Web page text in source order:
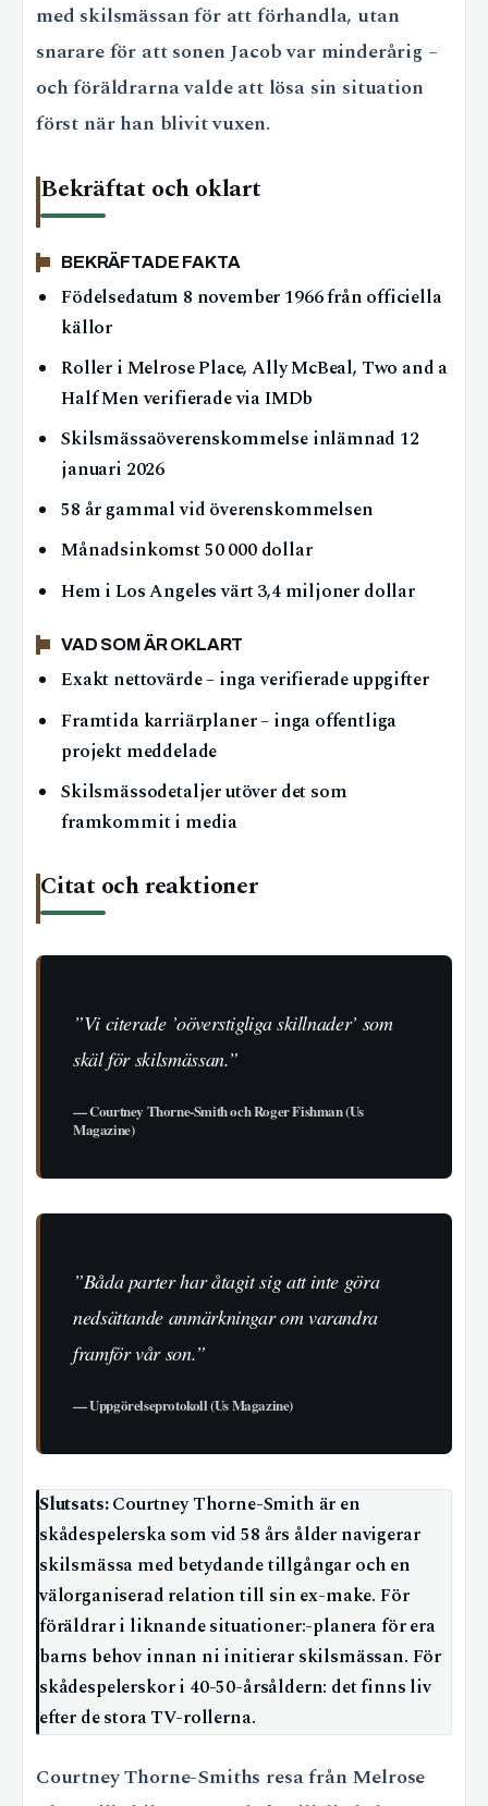
med skilsmässan för att förhandla, utan
snarare för att sonen Jacob var minderårig –
och föräldrarna valde att lösa sin situation
först när han blivit vuxen.
Bekräftat och oklart
BEKRÄFTADE FAKTA
Födelsedatum 8 november 1966 från officiella
källor
Roller i Melrose Place, Ally McBeal, Two and a
Half Men verifierade via IMDb
Skilsmässaöverenskommelse inlämnad 12
januari 2026
58 år gammal vid överenskommelsen
Månadsinkomst 50 000 dollar
Hem i Los Angeles värt 3,4 miljoner dollar
VAD SOM ÄR OKLART
Exakt nettovärde – inga verifierade uppgifter
Framtida karriärplaner – inga offentliga
projekt meddelade
Skilsmässodetaljer utöver det som
framkommit i media
Citat och reaktioner
”Vi citerade ’oöverstigliga skillnader’ som
skäl för skilsmässan.”
— Courtney Thorne-Smith och Roger Fishman (Us
Magazine)
”Båda parter har åtagit sig att inte göra
nedsättande anmärkningar om varandra
framför vår son.”
— Uppgörelseprotokoll (Us Magazine)
Slutsats:Courtney Thorne-Smith är en
skådespelerska som vid 58 års ålder navigerar
skilsmässa med betydande tillgångar och en
välorganiserad relation till sin ex-make. För
föräldrar i liknande situationer:-planera för era
barns behov innan ni initierar skilsmässan. För
skådespelerskor i 40-50-årsåldern: det finns liv
efter de stora TV-rollerna.
Courtney Thorne-Smiths resa från Melrose